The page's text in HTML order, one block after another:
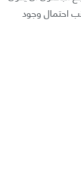
احتمال وجود